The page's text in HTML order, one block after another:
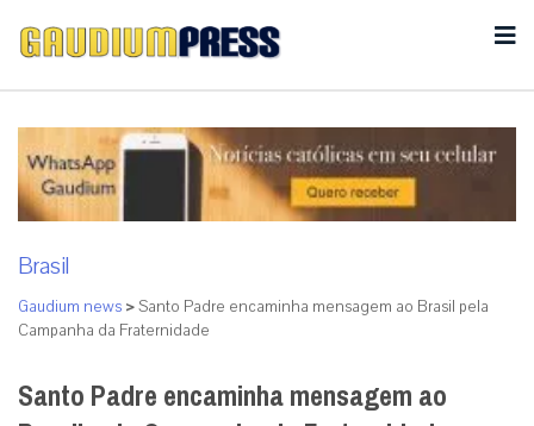
Brasil
Gaudium news >Santo Padre encaminha mensagem ao Brasil pela
Campanha da Fraternidade
Santo Padre encaminha mensagem ao